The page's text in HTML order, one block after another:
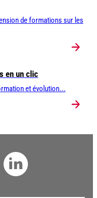
de formations sur les
en un clic
et évolution...